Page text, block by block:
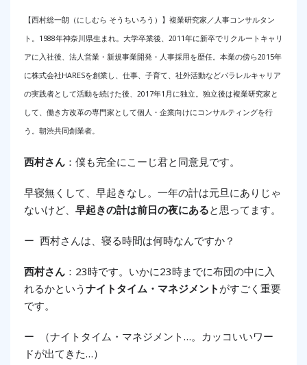
【西村総一朗（にしむら そうちいろう）】複業研究家／人事コンサルタン
ト。1988年神奈川県生まれ。大学卒業後、2011年に新卒でリクルートキャリ
アに入社後、法人営業・新規事業開発・人事採用を歴任。本業の傍ら2015年
に株式会社HARESを創業し、仕事、子育て、社外活動などパラレルキャリア
の実践者として活動を続けた後、2017年1月に独立。独立後は複業研究家と
して、働き方改革の専門家として個人・企業向けにコンサルティングを行
う。朝渋共同創業者。
西村さん ：僕も完全にこーじ君と同意見です。
早寝無くして、早起きなし。一年の計は元旦にありじゃ
ないけど、 早起きの計は前日の夜にあると思ってます。
ー 西村さんは、寝る時間は何時なんですか？
西村さん ：23時です。いかに23時までに布団の中に入
れるかという ナイトタイム・マネジメント がすごく重要
です。
ー （ナイトタイム・マネジメント…。カッコいいワー
ドが出てきた…）